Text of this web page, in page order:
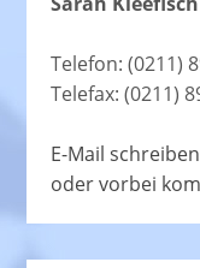
Telefon: (0211)
Telefax: (0211)
E-Mail schreiben
oder vorbei